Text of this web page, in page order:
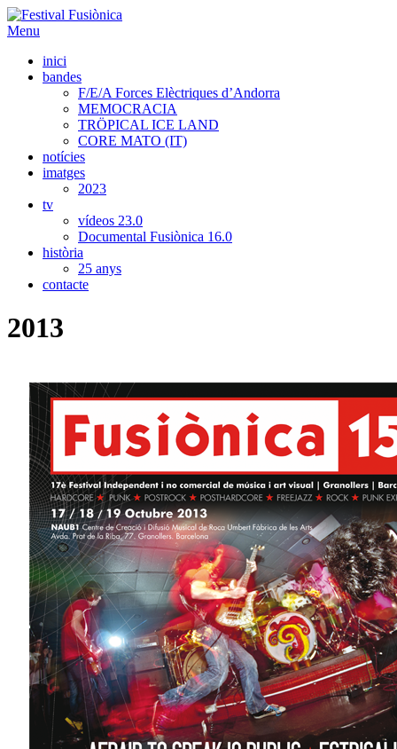
Menu
inici
bandes
F/E/A Forces Elèctriques d’Andorra
MEMOCRACIA
TRÖPICAL ICE LAND
CORE MATO (IT)
notícies
imatges
2023
tv
vídeos 23.0
Documental Fusiònica 16.0
història
25 anys
contacte
2013